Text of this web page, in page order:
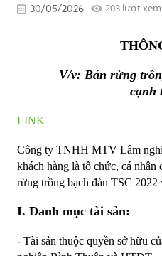
30/05/2026 203 lượt xem
V/v: Bán rừng
cạnh
LINK
Công ty TNHH MTV Lâm
khách hàng là tổ chức, cá nhân
rừng trồng bạch đàn TSC
I. Danh mục tài sản:
- Tài sản thuộc quyền sở hữu